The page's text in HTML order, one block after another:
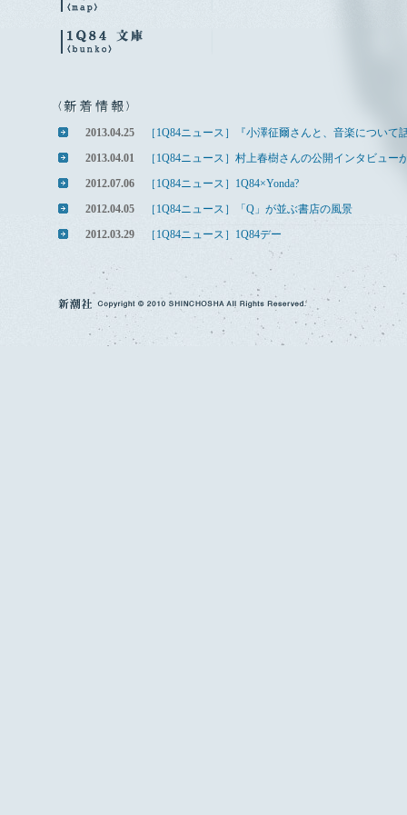
2013.04.25 ［1Q84ニュース］『小澤征爾さんと、音楽について
2013.04.01 ［1Q84ニュース］村上春樹さんの公開インタビュー
2012.07.06 ［1Q84ニュース］1Q84×Yonda?
2012.04.05 ［1Q84ニュース］「Q」が並ぶ書店の風景
2012.03.29 ［1Q84ニュース］1Q84デー